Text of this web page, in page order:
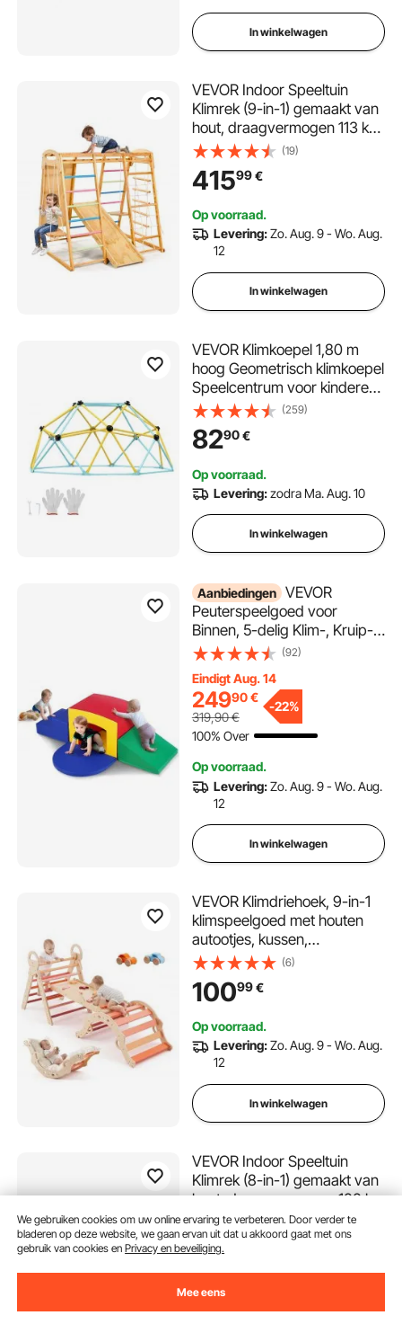
In winkelwagen
VEVOR Indoor Speeltuin
Klimrek (9-in-1) gemaakt van
hout, draagvermogen 113 kg.
Montessori klimspeelset met
schommels/klimrek/glijbaan/h
outen
s/paal/touw.
(19)
41599€
Op voorraad.
Levering:Zo. Aug. 9 - Wo. Aug.
12
In winkelwagen
VEVOR Klimkoepel 1,80 m
hoog Geometrisch klimkoepel
Speelcentrum voor kinderen
van 3 tot 9 jaar, Klimrek 272
kg draagvermogen, met
klimgreep, Speeltoestel
(259)
8290€
Op voorraad.
Levering:zodra Ma. Aug. 10
In winkelwagen
Aanbiedingen VEVOR
Peuterspeelgoed voor
Binnen, 5-delig Klim-, Kruip-
en Tunnelspeelgoed, Schuim
Tunneldoolhof voor Kinderen,
voor Kleuters
(92)
Eindigt Aug. 14
24990€
319,90€
-22%
100% Over
Op voorraad.
Levering:Zo. Aug. 9 - Wo. Aug.
12
In winkelwagen
VEVOR Klimdriehoek, 9-in-1
klimspeelgoed met houten
autootjes, kussen,
klimdriehoek, glijbaan en
klimboog, tot 68 kg,
Montessori binnenspeelset
oranje
(6)
10099€
Op voorraad.
Levering:Zo. Aug. 9 - Wo. Aug.
12
In winkelwagen
VEVOR Indoor Speeltuin
Klimrek (8-in-1) gemaakt van
hout, draagvermogen 100 kg.
Montessori klimspeelgoedset
met
schommels/klimrek/glijbanen/
houten
ladder/touwladder/klimnet/pa
al.
(19)
480
We gebruiken cookies om uw online ervaring te verbeteren. Door verder te
bladeren op deze website, we gaan ervan uit dat u akkoord gaat met ons
gebruik van cookies enPrivacy en beveiliging.
Mee eens